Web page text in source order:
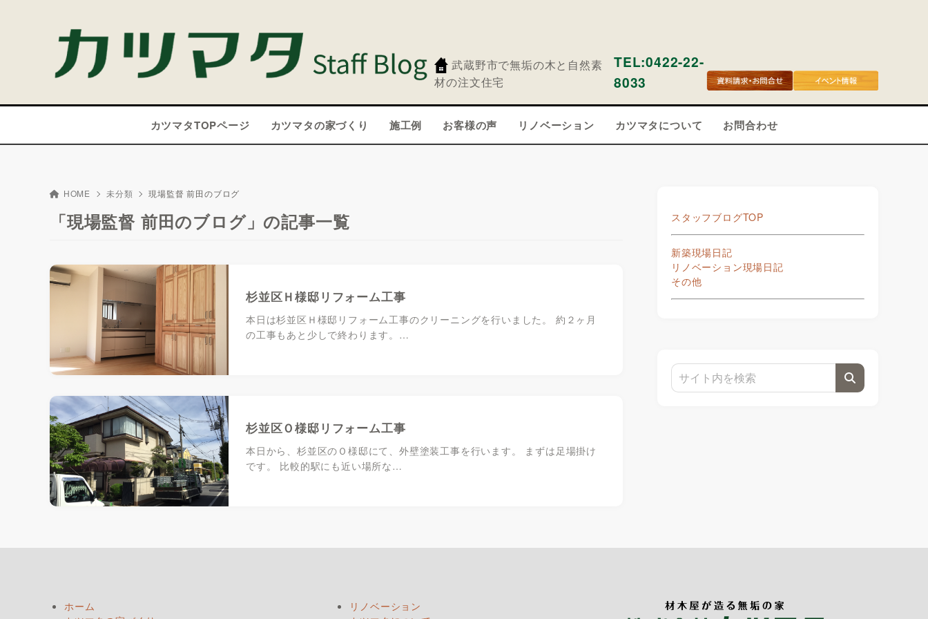
武蔵野市で無垢の木と自然素
材の注文住宅
TEL:0422-22-
8033
カツマタTOPページ カツマタの家づくり 施工例 お客様の声 リノベーション カツマタについて お問合わせ
HOME 未分類 現場監督 前田のブログ
「現場監督 前田のブログ」の記事一覧
杉並区Ｈ様邸リフォーム工事
本日は杉並区Ｈ様邸リフォーム工事のクリーニングを行いました。 約２ヶ月
の工事もあと少しで終わります。…
杉並区Ｏ様邸リフォーム工事
本日から、杉並区のＯ様邸にて、外壁塗装工事を行います。 まずは足場掛け
です。 比較的駅にも近い場所な…
スタッフブログTOP
新築現場日記
リノベーション現場日記
その他
ホーム
リノベーション